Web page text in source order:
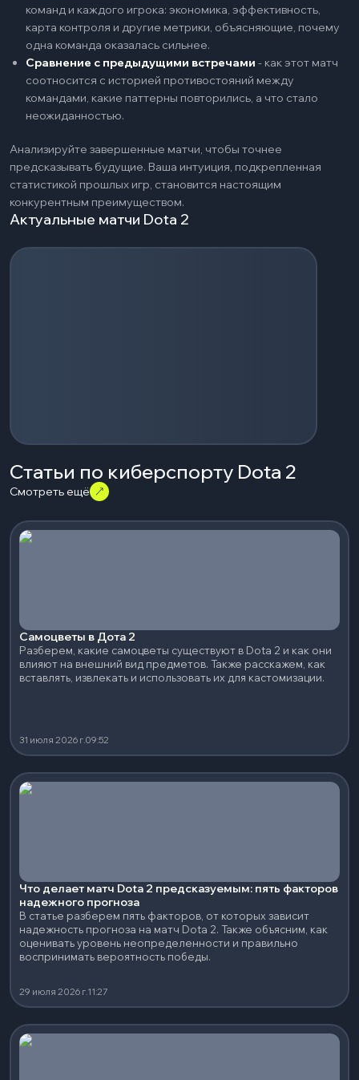
команд и каждого игрока: экономика, эффективность,
карта контроля и другие метрики, объясняющие, почему
одна команда оказалась сильнее.
Сравнение с предыдущими встречами - как этот матч
соотносится с историей противостояний между
командами, какие паттерны повторились, а что стало
неожиданностью.
Анализируйте завершенные матчи, чтобы точнее
предсказывать будущие. Ваша интуиция, подкрепленная
статистикой прошлых игр, становится настоящим
конкурентным преимуществом.
Актуальные матчи Dota 2
Загрузка событий...
Статьи по киберспорту Dota 2
Смотреть ещё
Самоцветы в Дота 2
Разберем, какие самоцветы существуют в Dota 2 и как они
влияют на внешний вид предметов. Также расскажем, как
вставлять, извлекать и использовать их для кастомизации.
31 июля 2026 г.09:52
Что делает матч Dota 2 предсказуемым: пять факторов
надежного прогноза
В статье разберем пять факторов, от которых зависит
надежность прогноза на матч Dota 2. Также объясним, как
оценивать уровень неопределенности и правильно
воспринимать вероятность победы.
29 июля 2026 г.11:27